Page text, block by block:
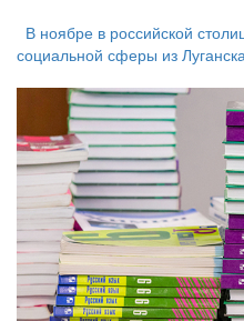
В ноябре в российской
социальной сферы из Луганска